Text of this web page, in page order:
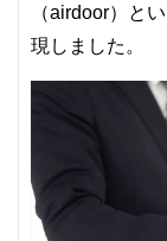
（airdoor）と
現しました。